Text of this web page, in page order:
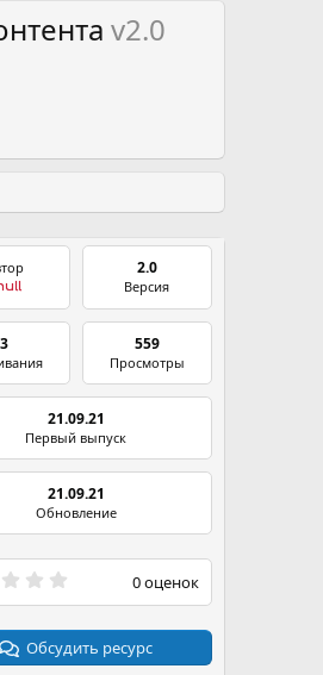
v2.0
2.0
Версия
3 559
Просмотры
21.09.21
Первый выпуск
21.09.21
Обновление
0
0
з
в
0 оценок
Обсудить ресурс